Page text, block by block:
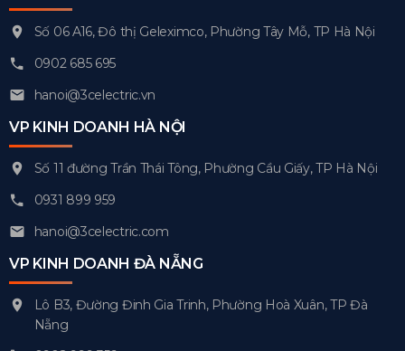
Số 06 A16, Đô thị Geleximco, Phường Tây Mỗ, TP Hà Nội
0902 685 695
hanoi@3celectric.vn
VP KINH DOANH HÀ NỘI
Số 11 đường Trần Thái Tông, Phường Cầu Giấy, TP Hà Nội
0931 899 959
hanoi@3celectric.com
VP KINH DOANH ĐÀ NẴNG
Lô B3, Đường Đinh Gia Trinh, Phường Hoà Xuân, TP Đà
Nẵng